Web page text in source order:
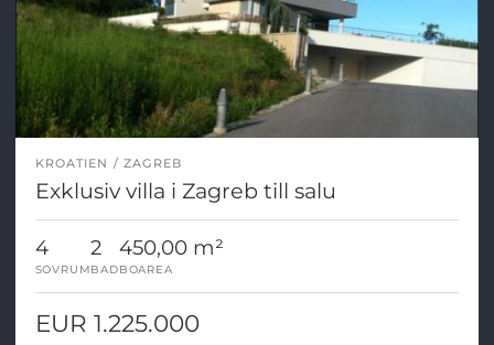
KROATIEN ZAGREB
Exklusiv villa i Zagreb till salu
4
SOVRUM
2
BAD
450,00 m²
BOAREA
EUR 1.225.000